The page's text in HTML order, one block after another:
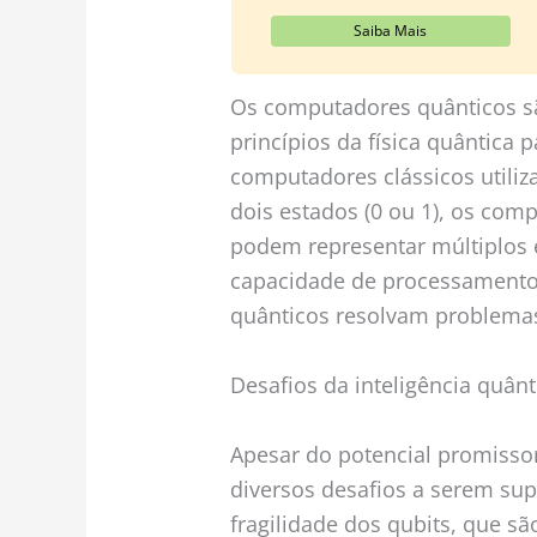
Saiba Mais
Os computadores quânticos
princípios da física quântica
computadores clássicos
dois estados (0 ou 1), os
podem representar múltiplos
capacidade de
quânticos resolvam
Desafios da inteligência
Apesar do potencial
diversos desafios a serem
fragilidade dos qubits, que